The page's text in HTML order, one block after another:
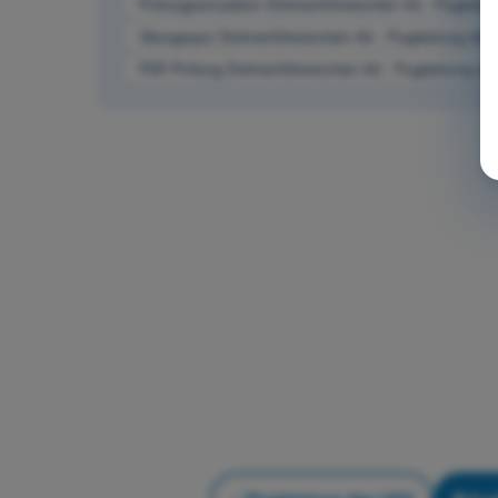
Übungsquiz Drohnenführerschein A2 - Flugleistung des
PDF-Prüfung Drohnenführerschein A2 - Flugleistung des